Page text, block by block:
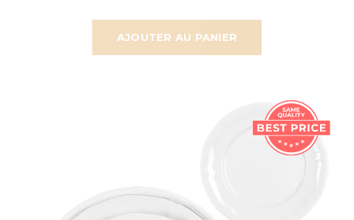
AJOUTER AU PANIER